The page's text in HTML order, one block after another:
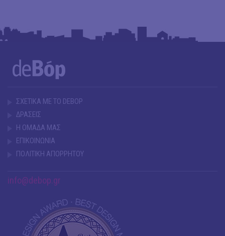
ΣΧΕΤΙΚΑ ΜΕ ΤΟ DEBOP
ΔΡΑΣΕΙΣ
Η ΟΜΑΔΑ ΜΑΣ
ΕΠΙΚΟΙΝΩΝΙΑ
ΠΟΛΙΤΙΚΗ ΑΠΟΡΡΗΤΟΥ
info@debop.gr